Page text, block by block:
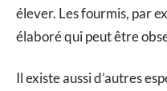
élever. Les fourmis, par
élaboré qui peut être
Il existe aussi d’autres